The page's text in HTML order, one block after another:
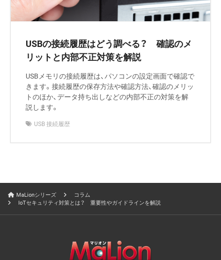
USBの接続履歴はどう調べる？ 確認のメ
リットと内部不正対策を解説
USBメモリの接続履歴は、パソコンの設定画面で確認で
きます。接続履歴の保存方法や確認方法、確認のメリッ
トのほか、データ持ち出しなどの内部不正の対策を解
説します。
USB 接続履歴
MaLionシリーズ
コラム
IoTセキュリティ対策とは？ 重要性やガイドラインを解説